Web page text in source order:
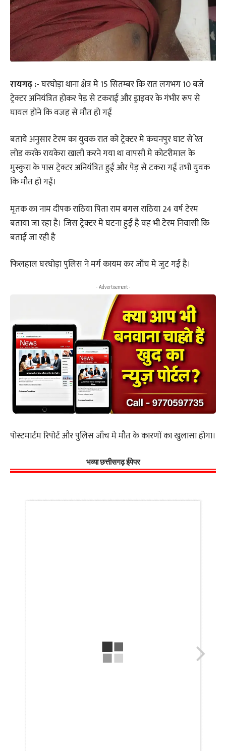
रायगढ़ :-घरघोड़ा थाना क्षेत्र मे 15 सितम्बर कि रात लगभग 10 बजे
ट्रेक्टर अनियंत्रित होकर पेड़ से टकराई और ड्राइवर के गंभीर रूप से
घायल होने कि वजह से मौत हो गई
बताये अनुसार टेरम का युवक रात को ट्रेक्टर मे कंचनपुर घाट से रेत
लोड करके रायकेरा खाली करने गया था वापसी मे कोटरीमाल के
मुस्कुरा के पास ट्रेक्टर अनियंत्रित हुई और पेड़ से टकरा गई तभी युवक
कि मौत हो गई।
मृतक का नाम दीपक राठिया पिता राम बगस राठिया 24 वर्ष टेरम
बताया जा रहा है। जिस ट्रेक्टर मे घटना हुई है वह भी टेरम निवासी कि
बताई जा रही है
फिलहाल घरघोड़ा पुलिस ने मर्ग कायम कर जाँच मे जुट गई है।
- Advertisement -
पोस्टमार्टम रिपोर्ट और पुलिस जाँच मे मौत के कारणों का खुलासा होगा।
भव्या छत्तीसगढ़ ईपेपर